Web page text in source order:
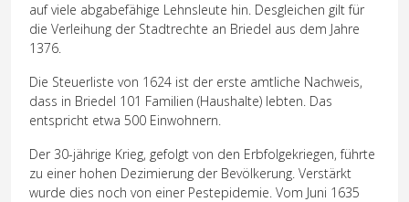
auf viele abgabefähige Lehnsleute hin. Desgleichen gilt für
die Verleihung der Stadtrechte an Briedel aus dem Jahre
1376.
Die Steuerliste von 1624 ist der erste amtliche Nachweis,
dass in Briedel 101 Familien (Haushalte) lebten. Das
entspricht etwa 500 Einwohnern.
Der 30-jährige Krieg, gefolgt von den Erbfolgekriegen, führte
zu einer hohen Dezimierung der Bevölkerung. Verstärkt
wurde dies noch von einer Pestepidemie. Vom Juni 1635